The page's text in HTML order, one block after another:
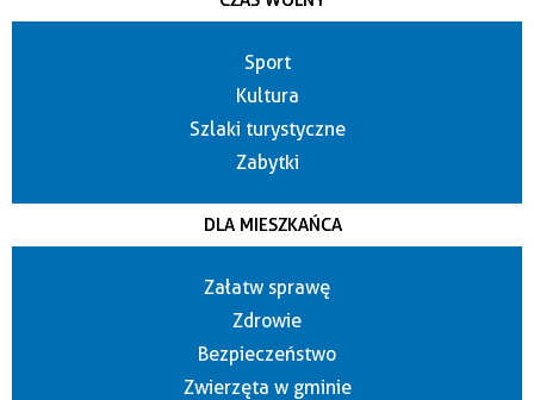
Sport
Kultura
Szlaki turystyczne
Zabytki
DLA MIESZKAŃCA
Załatw sprawę
Zdrowie
Bezpieczeństwo
Zwierzęta w gminie